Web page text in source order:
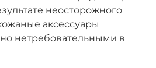
неосторожного
аксессуары
нетребовательными в